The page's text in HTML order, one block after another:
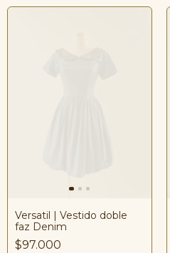
Versatil | Vestido doble
faz Denim
$97.000